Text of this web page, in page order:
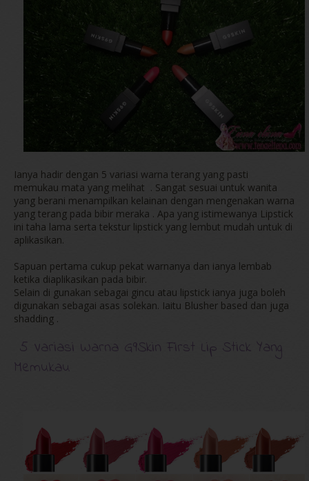
Ianya hadir dengan 5 variasi warna terang yang pasti
memukau mata yang melihat . Sangat sesuai untuk wanita
yang berani menampilkan kelainan dengan mengenakan warna
yang terang pada bibir meraka . Apa yang istimewanya Lipstick
ini taha lama serta tekstur lipstick yang lembut mudah untuk di
aplikasikan.
Sapuan pertama cukup pekat warnanya dan ianya lembab
ketika diaplikasikan pada bibir.
Selain di gunakan sebagai gincu atau lipstick ianya juga boleh
digunakan sebagai asas solekan. Iaitu Blusher based dan juga
shadding .
5 Variasi Warna G9Skin First Lip Stick Yang
Memukau